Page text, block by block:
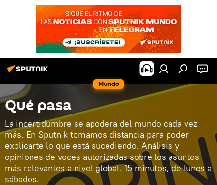
Mundo
Qué pasa
La incertidumbre se apodera del mundo cada vez
más. En Sputnik tomamos distancia para poder
explicarte lo que está sucediendo. Análisis y
opiniones de voces autorizadas sobre los asuntos
más relevantes a nivel global. 15 minutos, de lunes a
sábados.